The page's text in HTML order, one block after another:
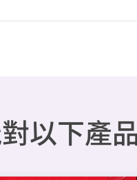
以下產